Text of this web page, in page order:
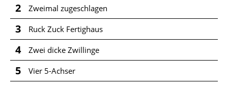
2 Zweimal zugeschlagen
3 Ruck Zuck Fertighaus
4 Zwei dicke Zwillinge
5 Vier 5-Achser